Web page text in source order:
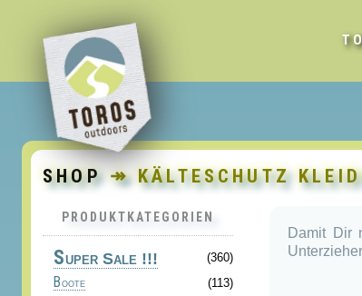
SHOP ↠ KÄLTESCHUTZ
Damit Dir
PRODUKTKATEGORIEN
Super Sale !!!
(360)
Boote
(113)